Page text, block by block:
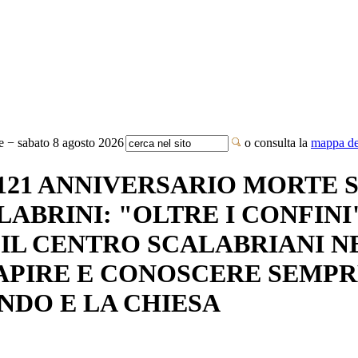
− sabato 8 agosto 2026 o consulta la mappa
ANNIVERSARIO MORTE
"OLTRE I
CENTRO SCALABRIANI
E CONOSCERE
E LA CHIESA